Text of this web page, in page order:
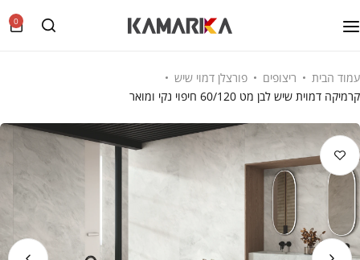
0
עמוד הבית ריצופים
פורצלן דמוי שיש
קרמיקה דמוית שיש לבן מט 60/120 חיפוי נקי ומואר